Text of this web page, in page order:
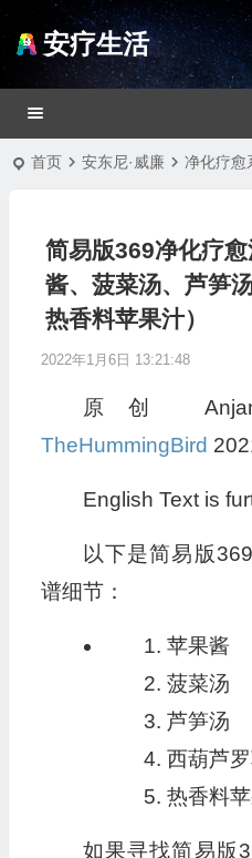
安疗生活
首页 安东尼·威廉 净化疗愈
简易版369净化疗
酱、菠菜汤、芦笋
热香料苹果汁）
2022年1月6日 13:21:48
原创
TheHummingBird
English Text is
以下是简易版
谱细节：
苹果酱
菠菜汤
芦笋汤
西葫芦
热香料
如果寻找简易版